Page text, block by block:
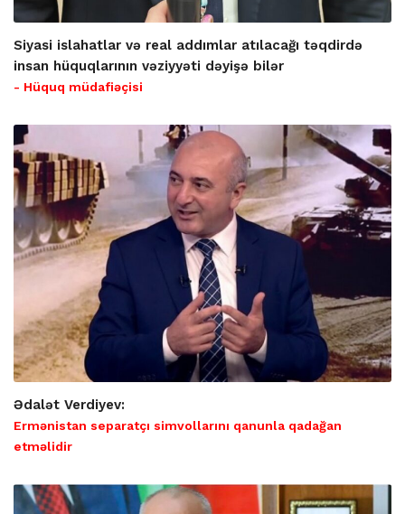
Siyasi islahatlar və real addımlar atılacağı təqdirdə
insan hüquqlarının vəziyyəti dəyişə bilər
- Hüquq müdafiəçisi
Ədalət Verdiyev:
Ermənistan separatçı simvollarını qanunla qadağan
etməlidir